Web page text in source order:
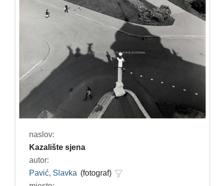
naslov:
Kazalište sjena
autor:
Pavić, Slavka (fotograf)